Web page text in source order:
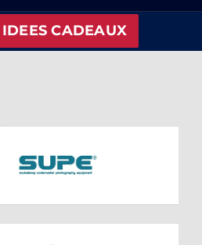
IDEES CADEAUX